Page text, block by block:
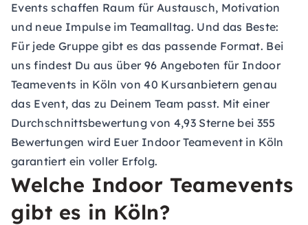
Events schaffen Raum für Austausch, Motivation
und neue Impulse im Teamalltag. Und das Beste:
Für jede Gruppe gibt es das passende Format. Bei
uns findest Du aus über 96 Angeboten für Indoor
Teamevents in Köln von 40 Kursanbietern genau
das Event, das zu Deinem Team passt. Mit einer
Durchschnittsbewertung von 4,93 Sterne bei 355
Bewertungen wird Euer Indoor Teamevent in Köln
garantiert ein voller Erfolg.
Welche Indoor Teamevents
gibt es in Köln?